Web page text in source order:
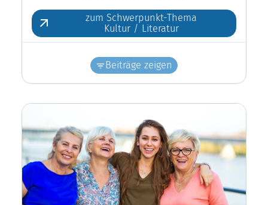
zum Schwerpunkt-Thema
Kultur / Literatur
Beiträge zeigen